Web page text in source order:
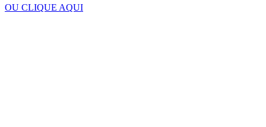
OU CLIQUE AQUI